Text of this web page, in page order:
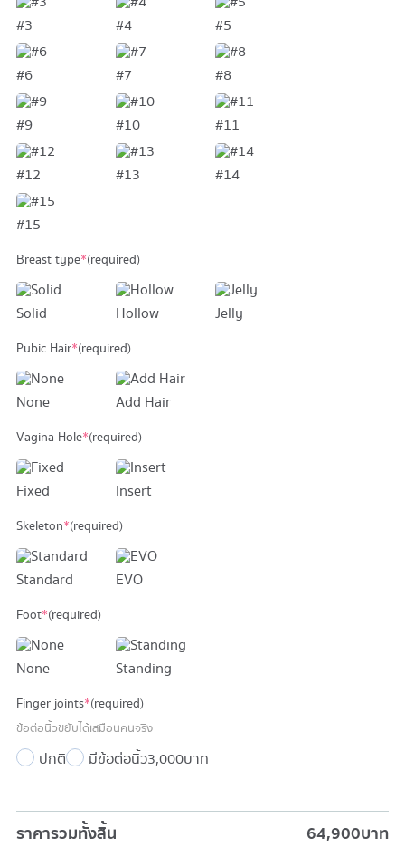
#3 #4 #5
#6 #7 #8
#9 #10 #11
#12 #13 #14
#15
Breast type*(required)
Solid Hollow Jelly
Pubic Hair*(required)
None Add Hair
Vagina Hole*(required)
Fixed Insert
Skeleton*(required)
Standard EVO
Foot*(required)
None Standing
Finger joints*(required)
ข้อต่อนิ้วขยับได้เสมือนคนจริง
ปกติ มีข้อต่อนิ้ว3,000 บาท
ราคารวมทั้งสิ้น 64,900บาท